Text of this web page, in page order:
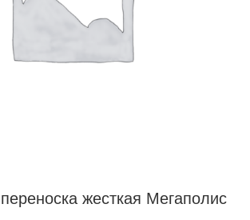
жесткая Мегаполис